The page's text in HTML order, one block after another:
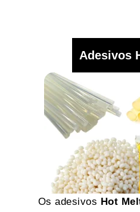
Adesivos
Os adesivos Hot